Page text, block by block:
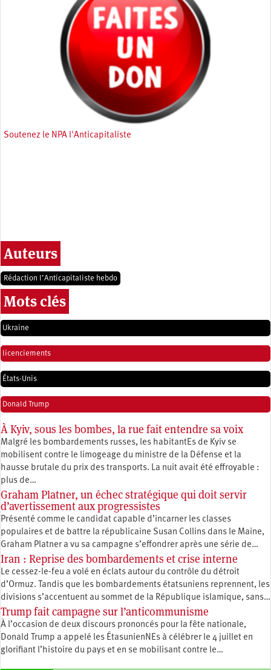
Soutenez le NPA l'Anticapitaliste
Auteurs
Rédaction l’Anticapitaliste hebdo
Mots clés
Ukraine
licenciements
États-Unis
Donald Trump
À Kyiv, sous les bombes, la rue fait entendre sa voix
Malgré les bombardements russes, les habitantEs de Kyiv se
mobilisent contre le limogeage du ministre de la Défense et la
hausse brutale du prix des transports. La nuit avait été effroyable :
plus de…
Graham Platner, un échec stratégique qui doit servir
d’avertissement aux progressistes
Présenté comme le candidat capable d’incarner les classes
populaires et de battre la républicaine Susan Collins dans le Maine,
Graham Platner a vu sa campagne s’effondrer après une série de…
Iran : Reprise des bombardements et crise interne
Le cessez-le-feu a volé en éclats autour du contrôle du détroit
d’Ormuz. Tandis que les bombardements étatsuniens reprennent, les
divisions s’accentuent au sommet de la République islamique, sans…
Trump fait campagne sur l’anticommunisme
À l’occasion de deux discours prononcés pour la fête nationale,
Donald Trump a appelé les ÉtasunienNEs à célébrer le 4 juillet en
glorifiant l’histoire du pays et en se mobilisant contre le…